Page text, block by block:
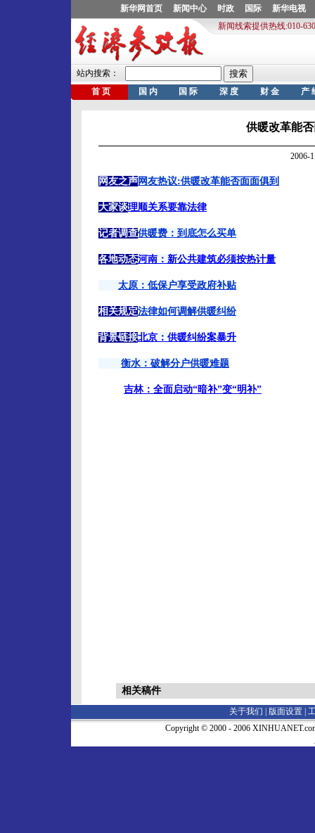
供暖改革能
2006-
网友之声网友热议:供暖改革能否面面俱到
大家谈理顺关系要靠法律
记者调查供暖费：到底怎么买单
各地动态河南：新公共建筑必须按热计量
太原：低保户享受政府补贴
相关规定法律如何调解供暖纠纷
背景链接北京：供暖纠纷案暴升
衡水：破解分户供暖难题
吉林：全面启动“暗补”变“明补”
相关稿件
关于我们 | 版面设置
Copyright © 2000 - 2006